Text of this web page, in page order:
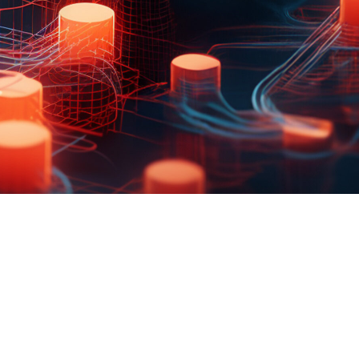
Wirtschaftspolitische Agenda
FAQ Zertifizierung